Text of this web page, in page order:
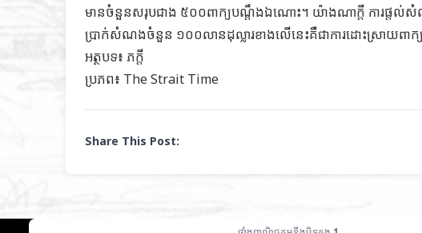
មានចំនួនសរុបជាង ៥០០ពាក្យបណ្តឹងឯណោះ។ យ៉ាងណាក្តី ការផ្តល់សំណ
ប្រាក់សំណងចំនួន ១០០លានដុល្លារខាងលើនេះ​​គឺជាការដោះស្រាយ
អត្ថបទ៖ ភក្តី
ប្រភព៖ The Strait Time
Share This Post: